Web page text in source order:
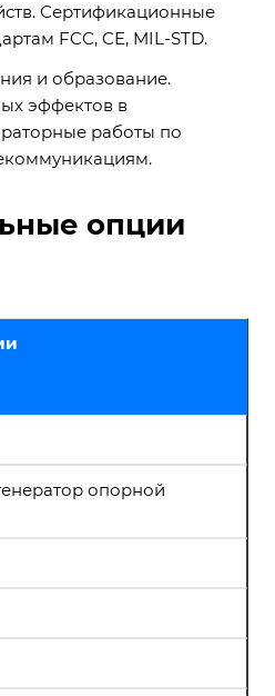
Сертификационные
FCC, CE, MIL-STD.
и образование.
эффектов в
работы по
опции
опорной